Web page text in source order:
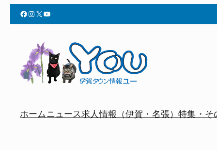
Facebook Instagram X YouTube
ホームニュース求人情報（伊賀・名張）特集・そ